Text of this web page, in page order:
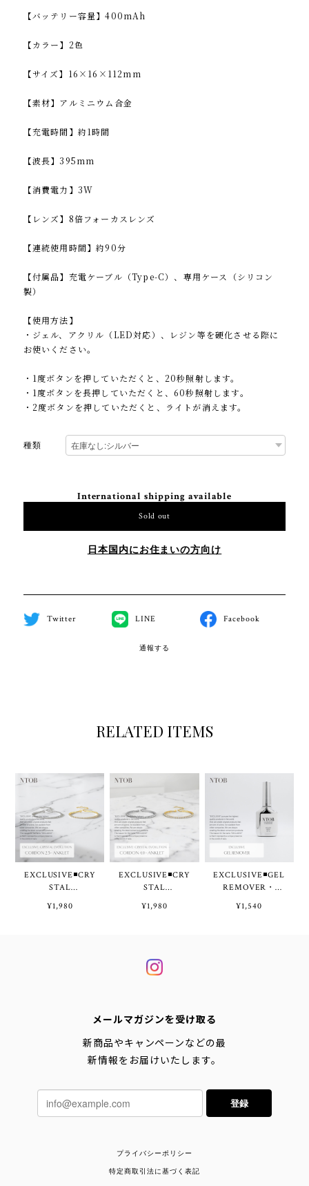
【バッテリー容量】400mAh
【カラー】2色
【サイズ】16×16×112mm
【素材】アルミニウム合金
【充電時間】約1時間
【波長】395mm
【消費電力】3W
【レンズ】8倍フォーカスレンズ
【連続使用時間】約90分
【付属品】充電ケーブル（Type-C）、専用ケース（シリコン
製）
【使用方法】
・ジェル、アクリル（LED対応）、レジン等を硬化させる際に
お使いください。
・1度ボタンを押していただくと、20秒照射します。
・1度ボタンを長押していただくと、60秒照射します。
・2度ボタンを押していただくと、ライトが消えます。
種類
International shipping available
Sold out
日本国内にお住まいの方向け
Twitter LINE Facebook
通報する
RELATED ITEMS
EXCLUSIVE◾️CRY
STAL
CORDON 2.5 -
¥1,980
EXCLUSIVE◾️CRY
STAL
CORDON 4.0 -
¥1,980
EXCLUSIVE◾️GEL
REMOVER・
¥1,540
メールマガジンを受け取る
新商品やキャンペーンなどの最
新情報をお届けいたします。
登録
プライバシーポリシー
特定商取引法に基づく表記